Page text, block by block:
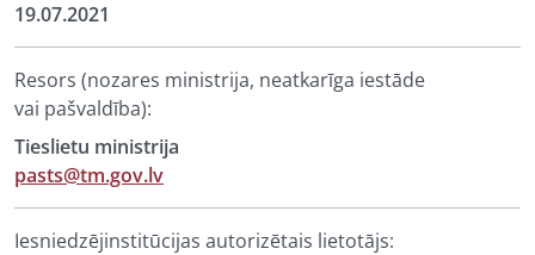
19.07.2021
Resors (nozares ministrija, neatkarīga iestāde
vai pašvaldība):
Tieslietu ministrija
pasts@tm.gov.lv
Iesniedzējinstitūcijas autorizētais lietotājs: